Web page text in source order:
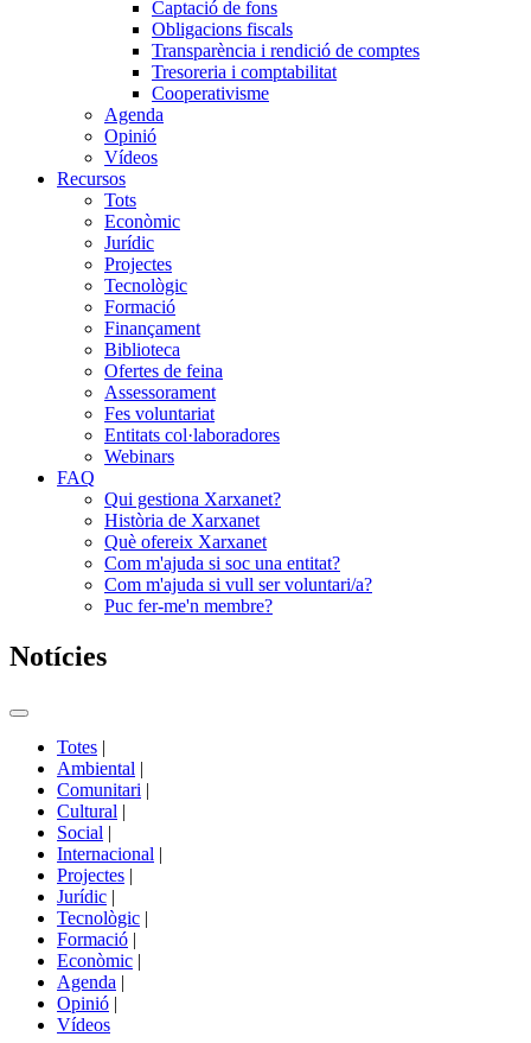
Captació de fons
Obligacions fiscals
Transparència i rendició de comptes
Tresoreria i comptabilitat
Cooperativisme
Agenda
Opinió
Vídeos
Recursos
Tots
Econòmic
Jurídic
Projectes
Tecnològic
Formació
Finançament
Biblioteca
Ofertes de feina
Assessorament
Fes voluntariat
Entitats col·laboradores
Webinars
FAQ
Qui gestiona Xarxanet?
Història de Xarxanet
Què ofereix Xarxanet
Com m'ajuda si soc una entitat?
Com m'ajuda si vull ser voluntari/a?
Puc fer-me'n membre?
Notícies
Commutador
portals
Totes |
Ambiental |
Comunitari |
Cultural |
Social |
Internacional |
Projectes |
Jurídic |
Tecnològic |
Formació |
Econòmic |
Agenda |
Opinió |
Vídeos